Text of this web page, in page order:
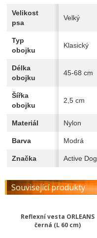
Velikost
psa
Velký
Typ
obojku
Klasický
Délka
obojku
45-68 cm
Šířka
obojku
2,5 cm
Materiál Nylon
Barva Modrá
Značka Active Dog
Související produkty
Reflexní vesta ORLEANS
černá (L 60 cm)